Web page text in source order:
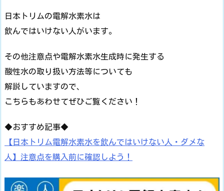
日本トリムの電解水素水は
飲んではいけない人がいます。
その他注意点や電解水素水生成時に発生する
酸性水の取り扱い方法等についても
解説していますので、
こちらもあわせてぜひご覧ください！
◆おすすめ記事◆
【日本トリム電解水素水を飲んではいけない人・ダメな
人】注意点を購入前に確認しよう！